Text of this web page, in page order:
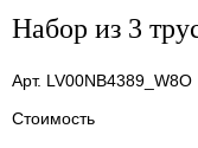
Набор из 3
Арт. LV00NB4389_W8O
Стоимость